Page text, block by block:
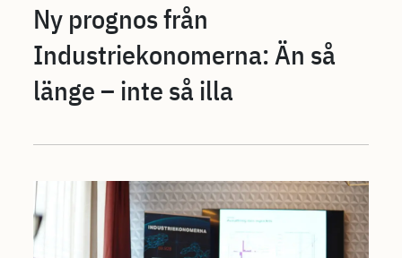
Ny prognos från
Industriekonomerna: Än så
länge – inte så illa